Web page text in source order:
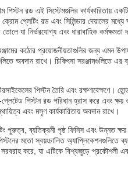
পিস্টন রড এই সিস্টেমগুলির
প্লেটিং রড এবং সিলিন্ডার দেয়ালের
যা নির্ভরযোগ্য এবং ধারাবাহিক কর্মক্ষমতা
কঠোর প্রয়োজনীয়তাগুলির জন্য এমন
অবদান রাখে। চিকিৎসা সরঞ্জামগুলিতে
পিস্টন তৈরি এবং রক্ষণাবেক্ষণে।
পিস্টন রড পরিধান হ্রাস করে এবং ক্ষয় ও
এবং মসৃণ কার্যকারিতায় অবদান রাখে।
ব্যতিক্রমী পৃষ্ঠ ফিনিস এবং উন্নত ক্ষয়
মতো স্বয়ংচালিত
করে, যা এটিকে বিশ্বজুড়ে প্রকৌশলী